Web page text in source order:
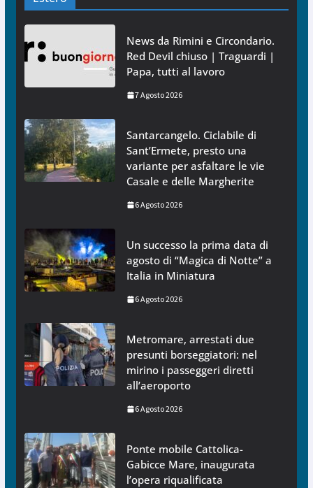
News da Rimini e Circondario.
Red Devil chiuso | Traguardi |
Papa, tutti al lavoro
7 Agosto 2026
Santarcangelo. Ciclabile di
Sant’Ermete, presto una
variante per asfaltare le vie
Casale e delle Margherite
6 Agosto 2026
Un successo la prima data di
agosto di “Magica di Notte” a
Italia in Miniatura
6 Agosto 2026
Metromare, arrestati due
presunti borseggiatori: nel
mirino i passeggeri diretti
all’aeroporto
6 Agosto 2026
Ponte mobile Cattolica-
Gabicce Mare, inaugurata
l’opera riqualificata